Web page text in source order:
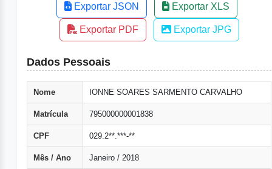
Exportar JSON Exportar XLS
Exportar PDF Exportar JPG
Dados Pessoais
Nome IONNE SOARES SARMENTO CARVALHO
Matrícula 795000000001838
CPF 029.2**.***-**
Mês / Ano Janeiro / 2018